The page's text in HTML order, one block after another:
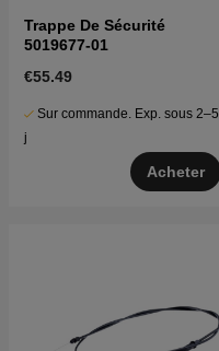
Trappe De Sécurité
5019677-01
€55.49
Sur commande. Exp. sous 2–5
j
Acheter